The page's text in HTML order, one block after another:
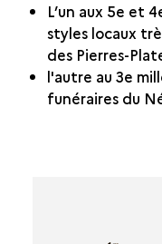
L’un aux 5e et
styles locaux
des Pierres-
l'autre au 3e
funéraires du